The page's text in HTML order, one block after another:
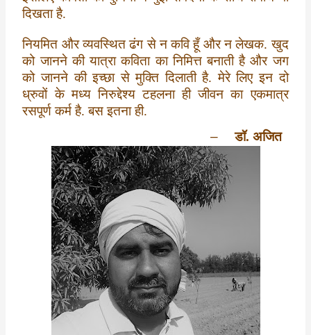
दिखता है.
नियमित और व्यवस्थित ढंग से न कवि हूँ और न लेखक. खुद
को जानने की यात्रा कविता का निमित्त बनाती है और जग
को जानने की इच्छा से मुक्ति दिलाती है. मेरे लिए इन दो
ध्रुवों के मध्य निरुद्देश्य टहलना ही जीवन का एकमात्र
रसपूर्ण कर्म है. बस इतना ही.
–
डॉ. अजित